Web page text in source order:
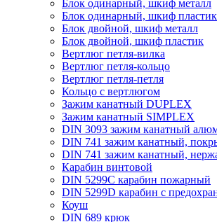
Блок одинарный, шкиф металл
Блок одинарный, шкиф пластик
Блок двойной, шкиф металл
Блок двойной, шкиф пластик
Вертлюг петля-вилка
Вертлюг петля-кольцо
Вертлюг петля-петля
Кольцо с вертлюгом
Зажим канатный DUPLEX
Зажим канатный SIMPLEX
DIN 3093 зажим канатный
DIN 741 зажим канатный,
DIN 741 зажим канатный,
Карабин винтовой
DIN 5299C карабин пожарный
DIN 5299D карабин с
Коуш
DIN 689 крюк